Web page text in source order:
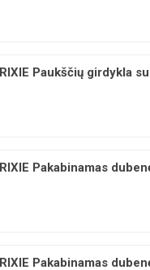
Paukščių girdykla
Pakabinamas
Pakabinamas